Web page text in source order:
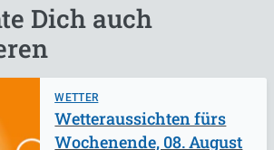
Dich auch
WETTER
Wetteraussichten fürs
Wochenende, 08. August